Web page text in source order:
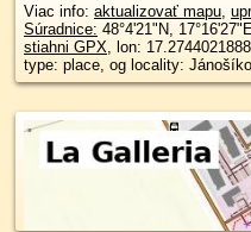
Viac info: aktualizovať mapu,
Súradnice: 48°4'21"N,
stiahni GPX, lon:
type: place, og locality: